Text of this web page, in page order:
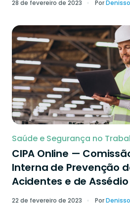
28 de fevereiro de 2023 Por
Saúde e Segurança no
CIPA Online —
Interna de Prevenção
Acidentes e de Assédio
22 de fevereiro de 2023 Por